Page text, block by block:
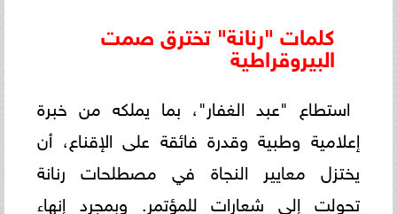
كلمات "رنانة" تخترق صمت
البيروقراطية
استطاع "عبد الغفار"، بما يملكه من خبرة
إعلامية وطبية وقدرة فائقة على الإقناع، أن
يختزل معايير النجاة في مصطلحات رنانة
تحولت إلى شعارات للمؤتمر. وبمجرد إنهاء